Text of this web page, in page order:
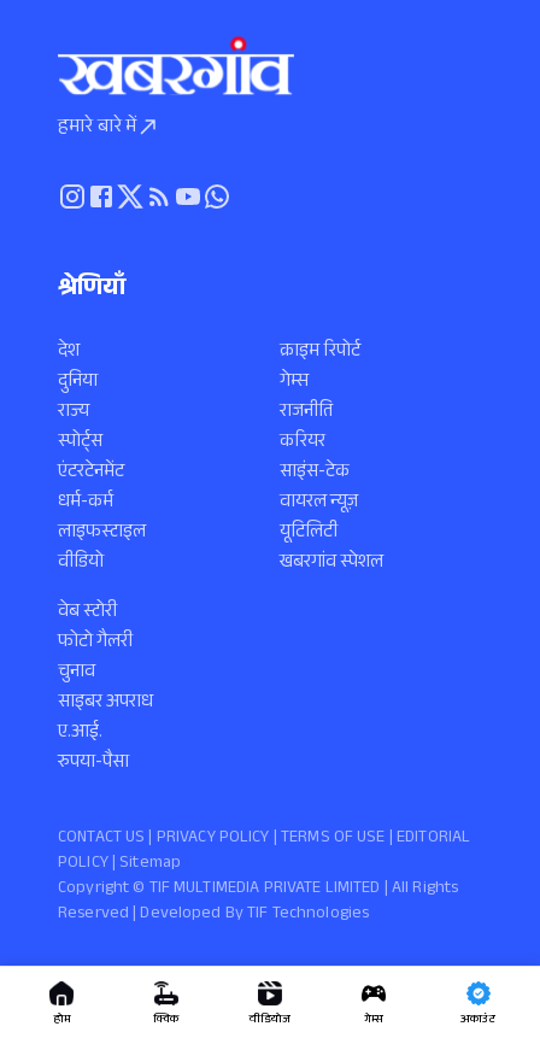
हमारे बारे में
श्रेणियाँ
देश
दुनिया
राज्य
स्पोर्ट्स
एंटरटेनमेंट
धर्म-कर्म
लाइफस्टाइल
वीडियो
क्राइम रिपोर्ट
गेम्स
राजनीति
करियर
साइंस-टेक
वायरल न्यूज़
यूटिलिटी
खबरगांव स्पेशल
वेब स्टोरी
फोटो गैलरी
चुनाव
साइबर अपराध
ए.आई.
रुपया-पैसा
Copyright ©️ TIF MULTIMEDIA PRIVATE LIMITED | All Rights
Reserved | Developed ByTIF Technologies
CONTACT US | PRIVACY POLICY |TERMS OF USE | EDITORIAL
POLICY| Sitemap
होम क्विक वीडियोज गेम्स अकाउंट